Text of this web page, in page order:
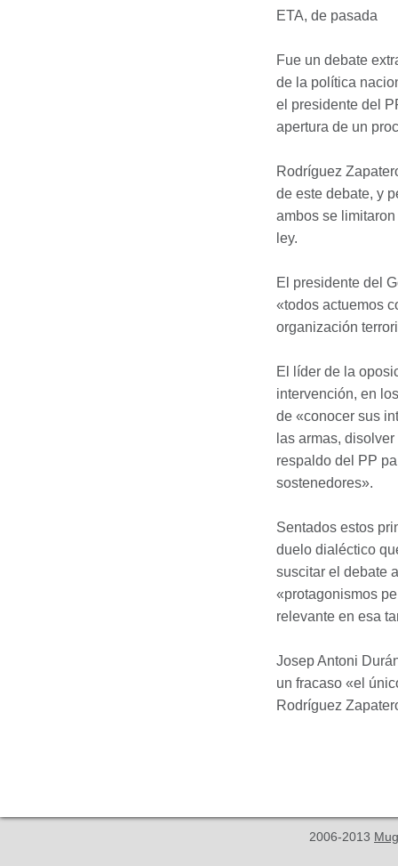
ETA, de pasada
Fue un debate
de la política
el presidente del
apertura de un
Rodríguez
de este debate, y
ambos se
ley.
El presidente del
«todos actuemos
organización
El líder de la
intervención, en
de «conocer sus
las armas,
respaldo del PP
sostenedores».
Sentados estos
duelo dialéctico
suscitar el debate
«protagonismos
relevante en esa
Josep Antoni
un fracaso «el
Rodríguez
2006-2013